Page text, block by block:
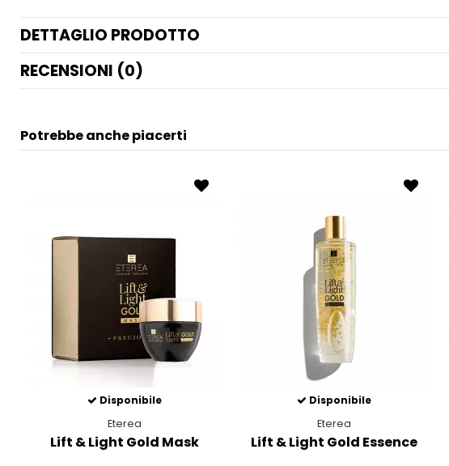
DETTAGLIO PRODOTTO
RECENSIONI (0)
Potrebbe anche piacerti
Disponibile
Eterea
Lift & Light Gold Mask
Disponibile
Eterea
Lift & Light Gold Essence